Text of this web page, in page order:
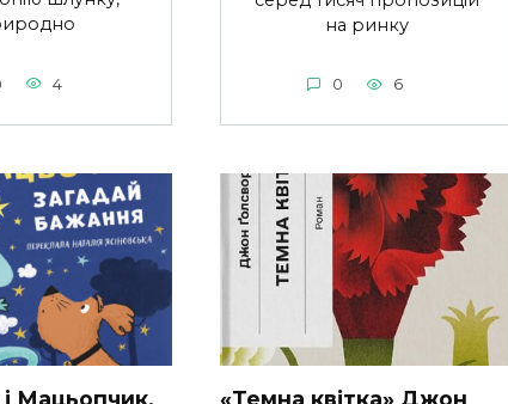
4
на ринку
0 6
Мацьопчик. «Темна квітка» Джон